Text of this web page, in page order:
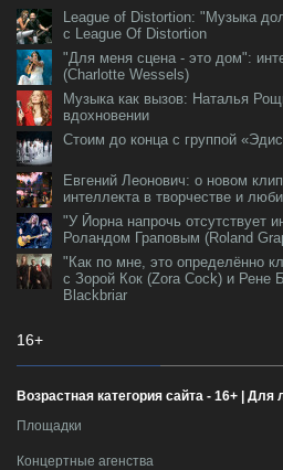
League of Distortion: "Музыка
с League Of Distortion
"Для меня сцена - это дом":
(Charlotte Wessels)
Музыка как вызов: Наталья
вдохновении
Стоим до конца с группой
Евгений Леонович: о новом
интеллекта в творчестве и
"У Йорна напрочь отсутствует
Роландом Граповым (Roland
"Как по мне, это определённо
с Зорой Кок (Zora Cock) и Рене
Blackbriar
16+
Возрастная категория сайта - 16+ | Для
Площадки
Концертные агенства